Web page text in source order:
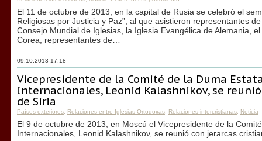
El 11 de octubre de 2013, en la capital de Rusia se celebró el
Religiosas por Justicia y Paz”, al que asistieron representantes
Consejo Mundial de Iglesias, la Iglesia Evangélica de Alemania,
Corea, representantes de…
09.10.2013 17:18
Vicepresidente de la Comité de la Duma
Internacionales, Leonid Kalashnikov, se
de Siria
Países exteriores Relaciones entre Iglesias Ortodoxas Relaciones intercristianas Noticia
El 9 de octubre de 2013, en Moscú el Vicepresidente de la
Internacionales, Leonid Kalashnikov, se reunió con jerarcas